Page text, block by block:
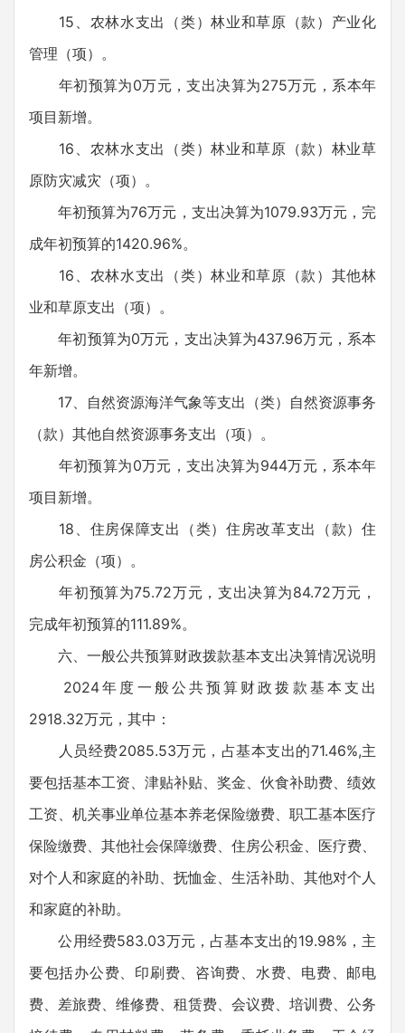
15、农林水支出（类）林业和草原（款）产业化
管理（项）。
年初预算为0万元，支出决算为275万元，系本年
项目新增。
16、农林水支出（类）林业和草原（款）林业草
原防灾减灾（项）。
年初预算为76万元，支出决算为1079.93万元，完
成年初预算的1420.96%。
16、农林水支出（类）林业和草原（款）其他林
业和草原支出（项）。
年初预算为0万元，支出决算为437.96万元，系本
年新增。
17、自然资源海洋气象等支出（类）自然资源事务
（款）其他自然资源事务支出（项）。
年初预算为0万元，支出决算为944万元，系本年
项目新增。
18、住房保障支出（类）住房改革支出（款）住
房公积金（项）。
年初预算为75.72万元，支出决算为84.72万元，
完成年初预算的111.89%。
六、一般公共预算财政拨款基本支出决算情况说明
2024年度一般公共预算财政拨款基本支出
2918.32万元，其中：
人员经费2085.53万元，占基本支出的71.46%,主
要包括基本工资、津贴补贴、奖金、伙食补助费、绩效
工资、机关事业单位基本养老保险缴费、职工基本医疗
保险缴费、其他社会保障缴费、住房公积金、医疗费、
对个人和家庭的补助、抚恤金、生活补助、其他对个人
和家庭的补助。
公用经费583.03万元，占基本支出的19.98%，主
要包括办公费、印刷费、咨询费、水费、电费、邮电
费、差旅费、维修费、租赁费、会议费、培训费、公务